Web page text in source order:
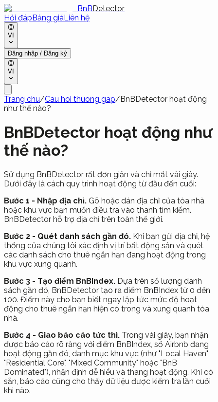
BnBDetector
Hỏi đápBảng giáLiên hệ
VI
Đăng nhập / Đăng ký
VI
Trang chu/Cau hoi thuong gap/BnBDetector hoạt động
như thế nào?
BnBDetector hoạt động như
thế nào?
Sử dụng BnBDetector rất đơn giản và chỉ mất vài giây.
Dưới đây là cách quy trình hoạt động từ đầu đến cuối:
Bước 1 - Nhập địa chỉ. Gõ hoặc dán địa chỉ của tòa nhà
hoặc khu vực bạn muốn điều tra vào thanh tìm kiếm.
BnBDetector hỗ trợ địa chỉ trên toàn thế giới.
Bước 2 - Quét danh sách gần đó. Khi bạn gửi địa chỉ, hệ
thống của chúng tôi xác định vị trí bất động sản và quét
các danh sách cho thuê ngắn hạn đang hoạt động trong
khu vực xung quanh.
Bước 3 - Tạo điểm BnBIndex. Dựa trên số lượng danh
sách gần đó, BnBDetector tạo ra điểm BnBIndex từ 0 đến
100. Điểm này cho bạn biết ngay lập tức mức độ hoạt
động cho thuê ngắn hạn hiện có trong và xung quanh tòa
nhà.
Bước 4 - Giao báo cáo tức thì. Trong vài giây, bạn nhận
được báo cáo rõ ràng với điểm BnBIndex, số Airbnb đang
hoạt động gần đó, danh mục khu vực (như "Local Haven",
"Residential Core", "Mixed Community" hoặc "BnB
Dominated"), nhận định dễ hiểu và thang hoạt động. Khi có
sẵn, báo cáo cũng cho thấy dữ liệu được kiểm tra lần cuối
khi nào.